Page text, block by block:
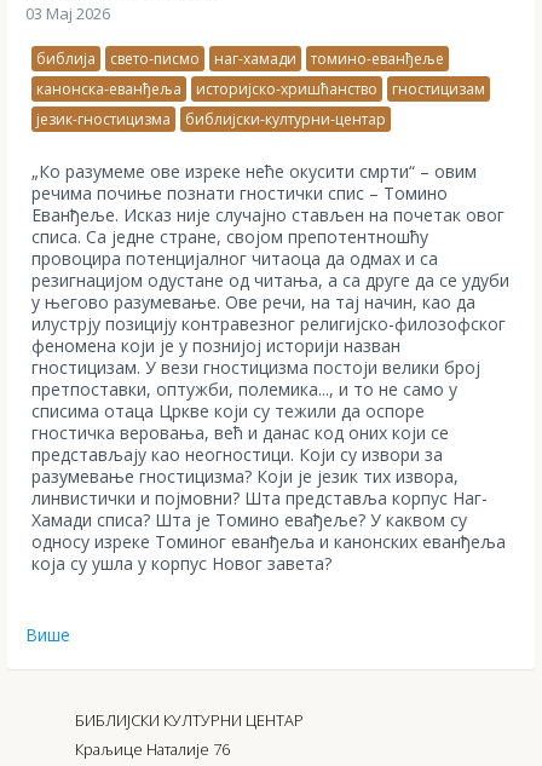
03 Мај 2026
библија свето-писмо наг-хамади
томино-еванђеље
канонска-еванђеља
историјско-хришћанство
гностицизам
језик-гностицизма
библијски-културни-центар
„Ко разумеме ове изреке неће окусити смрти“ – овим
речима почиње познати гностички спис – Томино
Еванђеље. Исказ није случајно стављен на почетак овог
списа. Са једне стране, својом препотентношћу
провоцира потенцијалног читаоца да одмах и са
резигнацијом одустане од читања, а са друге да се удуби
у његово разумевање. Ове речи, на тај начин, као да
илустрју позицију контравезног религијско-филозофског
феномена који је у познијој историји назван
гностицизам. У вези гностицизма постоји велики број
претпоставки, оптужби, полемика..., и то не само у
списима отаца Цркве који су тежили да оспоре
гностичка веровања, већ и данас код оних који се
представљају као неогностици. Који су извори за
разумевање гностицизма? Који је језик тих извора,
линвистички и појмовни? Шта представља корпус Наг-
Хамади списа? Шта је Томино евађеље? У каквом су
односу изреке Томиног еванђеља и канонских еванђеља
која су ушла у корпус Новог завета?
Више
БИБЛИЈСКИ КУЛТУРНИ ЦЕНТАР
Краљице Наталије 76